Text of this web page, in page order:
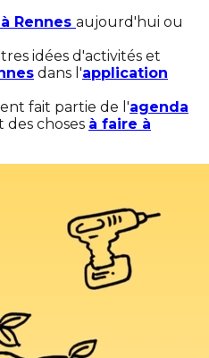
Rennes aujourd'hui ou
idées d'activités et
dans l'application
fait partie de l'agenda
des choses à faire à